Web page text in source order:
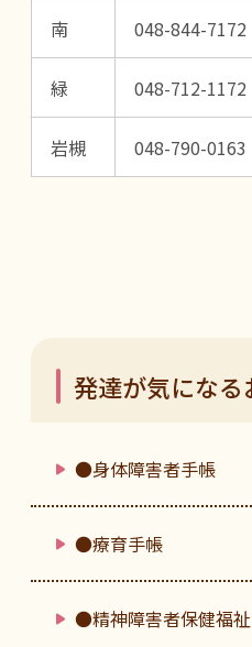
南 048-844-7172
緑 048-712-1172
岩槻 048-790-0163
発達が気にな
●身体障害者手帳
●療育手帳
●精神障害者保健福